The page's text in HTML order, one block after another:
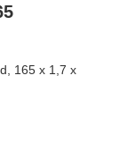
165 x 1,7 x